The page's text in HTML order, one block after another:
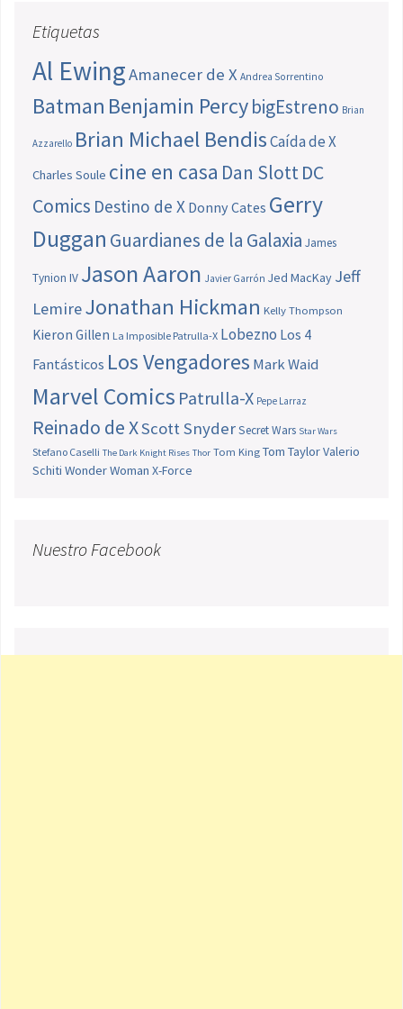
Etiquetas
Al EwingAmanecer de X Andrea Sorrentino
Batman Benjamin PercybigEstreno Brian
Azzarello Brian Michael BendisCaída de X
Charles Soule cine en casa Dan SlottDC
Comics Destino de X Donny Cates Gerry
Duggan Guardianes de la Galaxia James
Tynion IV Jason Aaron Javier Garrón Jed MacKay Jeff
LemireJonathan Hickman Kelly Thompson
Kieron Gillen La Imposible Patrulla-X Lobezno Los 4
Fantásticos Los Vengadores Mark Waid
Marvel Comics Patrulla-X Pepe Larraz
Reinado de XScott SnyderSecret Wars Star Wars
Stefano Caselli The Dark Knight Rises Thor Tom King Tom TaylorValerio
Schiti Wonder Woman X-Force
Nuestro Facebook